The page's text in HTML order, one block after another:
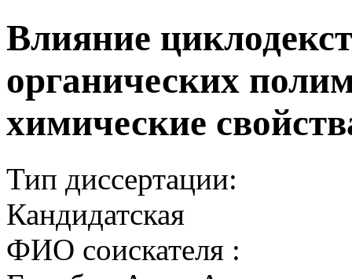
Влияние
органических
химические
Тип диссертации:
Кандидатская
ФИО соискателя :